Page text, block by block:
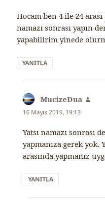
Hocam ben 4 ile 24
namazı sonrası yapın
yapabilirim yinede
YANITLA
MucizeDua
16 Mayıs 2019, 19:13
Yatsı namazı sonrası
yapmanıza gerek yok.
arasında yapmanız
YANITLA